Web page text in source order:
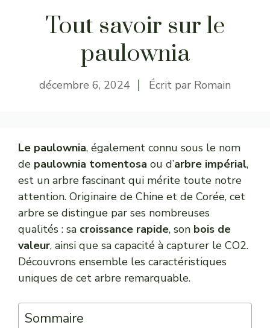
Tout savoir sur le
paulownia
décembre 6, 2024 Écrit par Romain
Le paulownia, également connu sous le nom
de paulownia tomentosa ou d’arbre impérial,
est un arbre fascinant qui mérite toute notre
attention. Originaire de Chine et de Corée, cet
arbre se distingue par ses nombreuses
qualités : sa croissance rapide, son bois de
valeur, ainsi que sa capacité à capturer le CO2.
Découvrons ensemble les caractéristiques
uniques de cet arbre remarquable.
Sommaire